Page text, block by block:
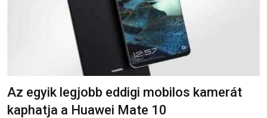
Az egyik legjobb eddigi mobilos kamerát
kaphatja a Huawei Mate 10